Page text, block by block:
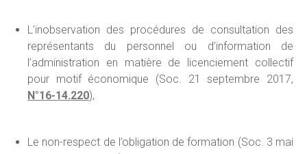
L’inobservation des procédures de consultation des
représentants du personnel ou d’information de
l’administration en matière de licenciement collectif
pour motif économique (Soc. 21 septembre 2017,
N°16-14.220),
Le non-respect de l’obligation de formation (Soc. 3 mai